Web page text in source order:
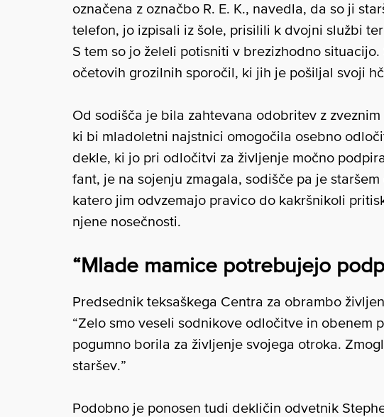
označena z označbo R. E. K., navedla, da so ji
telefon, jo izpisali iz šole, prisilili k dvojni službi
S tem so jo želeli potisniti v brezizhodno
očetovih grozilnih sporočil, ki jih je pošiljal svoji
Od sodišča je bila zahtevana odobritev z
ki bi mladoletni najstnici omogočila osebno
dekle, ki jo pri odločitvi za življenje močno
fant, je na sojenju zmagala, sodišče pa je
katero jim odvzemajo pravico do kakršnikoli
njene nosečnosti.
“Mlade mamice potrebujejo
Predsednik teksaškega Centra za obrambo
“Zelo smo veseli sodnikove odločitve in obenem
pogumno borila za življenje svojega otroka.
staršev.”
Podobno je ponosen tudi dekličin odvetnik